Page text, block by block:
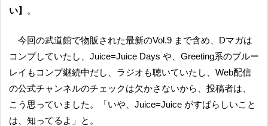
い】
。
今回の武道館で物販された最新のVol.9 まで含め、Dマガは
コンプしていたし、Juice=Juice Days や、Greeting系のブルー
レイもコンプ継続中だし、ラジオも聴いていたし、Web配信
の公式チャンネルのチェックは欠かさないから、投稿者は、
こう思っていました。「いや、Juice=Juice がすばらしいこと
は、知ってるよ」と。